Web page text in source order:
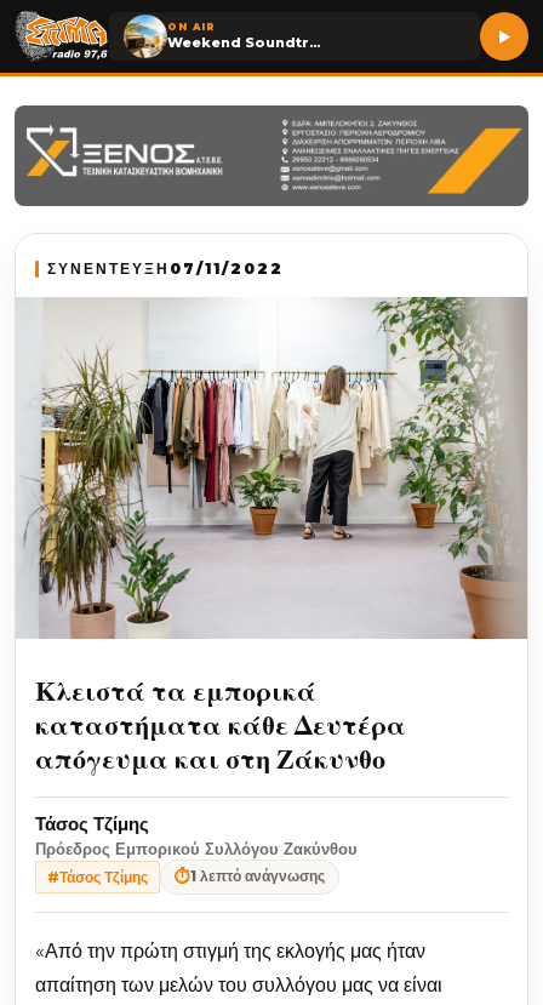
ON AIR
Weekend Soundtrack
ΣΥΝΕΝΤΕΥΞΗ 07/11/2022
Κλειστά τα εμπορικά
καταστήματα κάθε Δευτέρα
απόγευμα και στη Ζάκυνθο
Τάσος Τζίμης
Πρόεδρος Εμπορικού Συλλόγου Ζακύνθου
#Τάσος Τζίμης ⏱1 λεπτό ανάγνωσης
«Από την πρώτη στιγμή της εκλογής μας ήταν
απαίτηση των μελών του συλλόγου μας να είναι